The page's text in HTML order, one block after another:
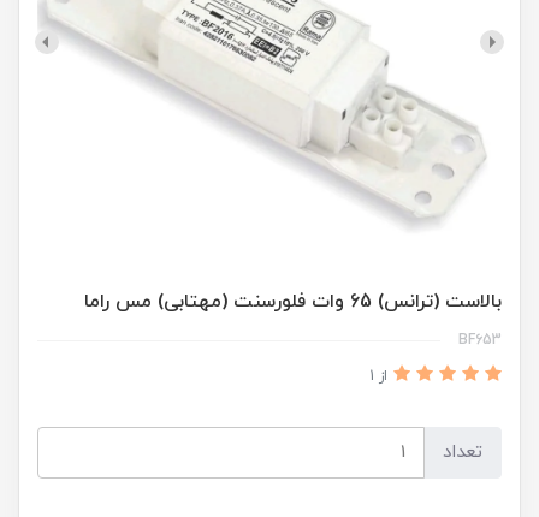
بالاست (ترانس) 65 وات فلورسنت (مهتابی) مس راما
BF653
از 1
تعداد